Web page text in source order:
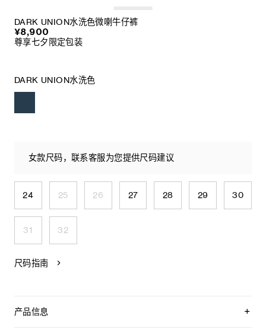
DARK UNION水洗色微喇牛仔裤
¥8,900
尊享七夕限定包装
DARK UNION水洗色
女款尺码，联系客服为您提供尺码建议
24 25 26 27 28 29 30
31 32
尺码指南
产品信息